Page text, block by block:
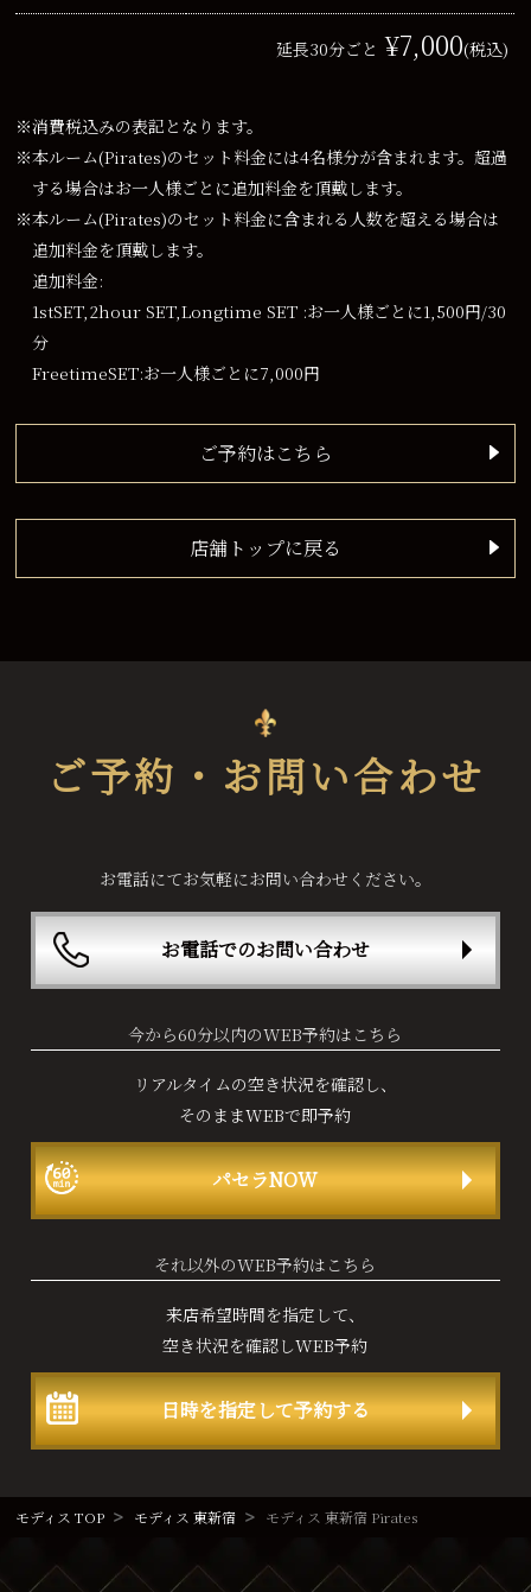
延長30分ごと ¥7,000(税込)
※消費税込みの表記となります。
※本ルーム(Pirates)のセット料金には4名様分が含まれます。超過
する場合はお一人様ごとに追加料金を頂戴します。
※本ルーム(Pirates)のセット料金に含まれる人数を超える場合は
追加料金を頂戴します。
追加料金:
1stSET,2hour SET,Longtime SET :お一人様ごとに1,500円/30
分
FreetimeSET:お一人様ごとに7,000円
ご予約はこちら
店舗トップに戻る
ご予約・お問い合わせ
お電話にてお気軽にお問い合わせください。
お電話でのお問い合わせ
今から60分以内のWEB予約はこちら
リアルタイムの空き状況を確認し、
そのままWEBで即予約
パセラNOW
それ以外のWEB予約はこちら
来店希望時間を指定して、
空き状況を確認しWEB予約
日時を指定して予約する
モディス TOP モディス 東新宿 モディス 東新宿 Pirates